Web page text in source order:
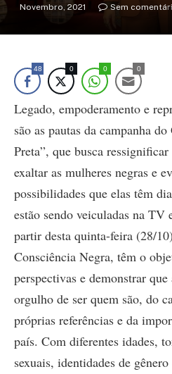
Novembro, 2021
Sem
48 0 0 0
Legado, empoderamento e
são as pautas da campanha
Preta”, que busca
exaltar as mulheres negras e
possibilidades que elas têm
estão sendo veiculadas na TV
partir desta quinta-feira (28/
Consciência Negra, têm o
perspectivas e demonstrar
orgulho de ser quem são, do
próprias referências e da
país. Com diferentes idades,
sexuais, identidades de